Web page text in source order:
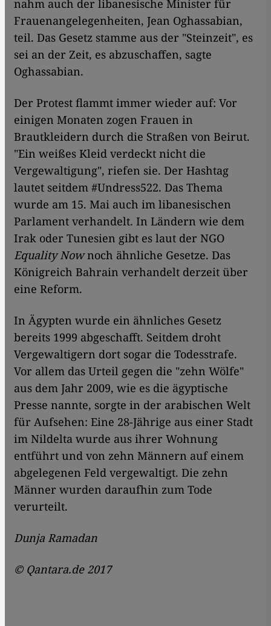
nahm auch der libanesische Minister für
Frauenangelegenheiten, Jean Oghassabian,
teil. Das Gesetz stamme aus der "Steinzeit", es
sei an der Zeit, es abzuschaffen, sagte
Oghassabian.
Der Protest flammt immer wieder auf: Vor
einigen Monaten zogen Frauen in
Brautkleidern durch die Straßen von Beirut.
"Ein weißes Kleid verdeckt nicht die
Vergewaltigung", riefen sie. Der Hashtag
lautet seitdem #Undress522. Das Thema
wurde am 15. Mai auch im libanesischen
Parlament verhandelt. In Ländern wie dem
Irak oder Tunesien gibt es laut der NGO
Equality Nownoch ähnliche Gesetze. Das
Königreich Bahrain verhandelt derzeit über
eine Reform.
In Ägypten wurde ein ähnliches Gesetz
bereits 1999 abgeschafft. Seitdem droht
Vergewaltigern dort sogar die Todesstrafe.
Vor allem das Urteil gegen die "zehn Wölfe"
aus dem Jahr 2009, wie es die ägyptische
Presse nannte, sorgte in der arabischen Welt
für Aufsehen: Eine 28-Jährige aus einer Stadt
im Nildelta wurde aus ihrer Wohnung
entführt und von zehn Männern auf einem
abgelegenen Feld vergewaltigt. Die zehn
Männer wurden daraufhin zum Tode
verurteilt.
Dunja Ramadan
© Qantara.de 2017